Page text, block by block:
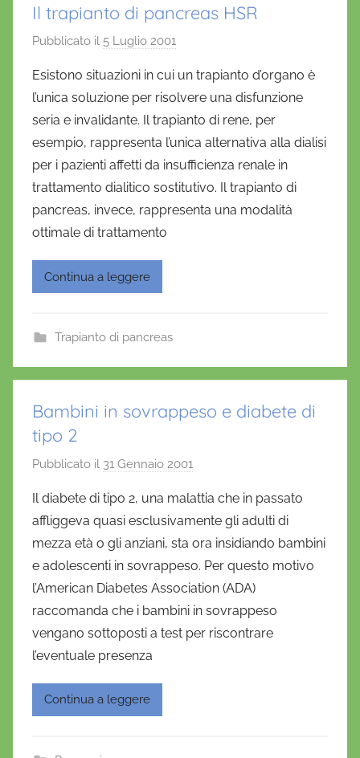
o
Il trapianto di pancreas HSR
Pubblicato il 5 Luglio 2001
D
a
n
i
e
l
a
Esistono situazioni in cui un trapianto d’organo è
l’unica soluzione per risolvere una disfunzione
seria e invalidante. Il trapianto di rene, per
esempio, rappresenta l’unica alternativa alla dialisi
per i pazienti affetti da insufficienza renale in
trattamento dialitico sostitutivo. Il trapianto di
pancreas, invece, rappresenta una modalità
ottimale di trattamento
Continua a leggere
Trapianto di pancreas
Bambini in sovrappeso e diabete di
tipo 2
Pubblicato il 31 Gennaio 2001
D
a
n
i
e
l
a
Il diabete di tipo 2, una malattia che in passato
affliggeva quasi esclusivamente gli adulti di
mezza età o gli anziani, sta ora insidiando bambini
e adolescenti in sovrappeso. Per questo motivo
l’American Diabetes Association (ADA)
raccomanda che i bambini in sovrappeso
vengano sottoposti a test per riscontrare
l’eventuale presenza
Continua a leggere